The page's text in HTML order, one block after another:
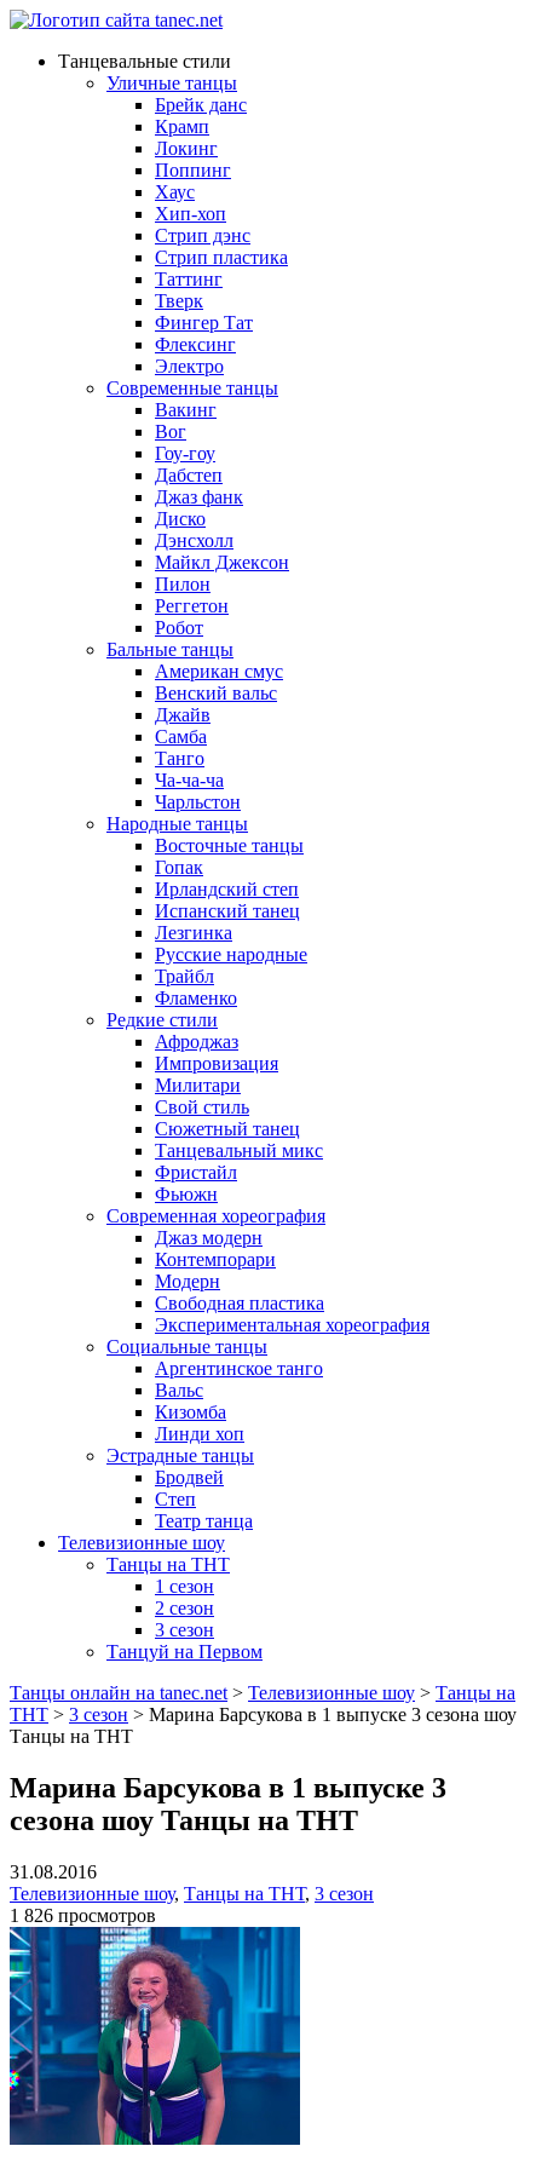
Танцевальные стили
Уличные танцы
Брейк данс
Крамп
Локинг
Поппинг
Хаус
Хип-хоп
Стрип дэнс
Стрип пластика
Таттинг
Тверк
Фингер Тат
Флексинг
Электро
Современные танцы
Вакинг
Вог
Гоу-гоу
Дабстеп
Джаз фанк
Диско
Дэнсхолл
Майкл Джексон
Пилон
Реггетон
Робот
Бальные танцы
Американ смус
Венский вальс
Джайв
Самба
Танго
Ча-ча-ча
Чарльстон
Народные танцы
Восточные танцы
Гопак
Ирландский степ
Испанский танец
Лезгинка
Русские народные
Трайбл
Фламенко
Редкие стили
Афроджаз
Импровизация
Милитари
Свой стиль
Сюжетный танец
Танцевальный микс
Фристайл
Фьюжн
Современная хореография
Джаз модерн
Контемпорари
Модерн
Свободная пластика
Экспериментальная хореография
Социальные танцы
Аргентинское танго
Вальс
Кизомба
Линди хоп
Эстрадные танцы
Бродвей
Степ
Театр танца
Телевизионные шоу
Танцы на ТНТ
1 сезон
2 сезон
3 сезон
Танцуй на Первом
Танцы онлайн на tanec.net > Телевизионные шоу > Танцы на
ТНТ > 3 сезон > Марина Барсукова в 1 выпуске 3 сезона шоу
Танцы на ТНТ
Марина Барсукова в 1 выпуске 3
сезона шоу Танцы на ТНТ
31.08.2016
Телевизионные шоу, Танцы на ТНТ, 3 сезон
1 826 просмотров